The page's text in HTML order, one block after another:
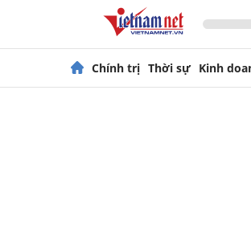
Chính trị Thời sự Kinh